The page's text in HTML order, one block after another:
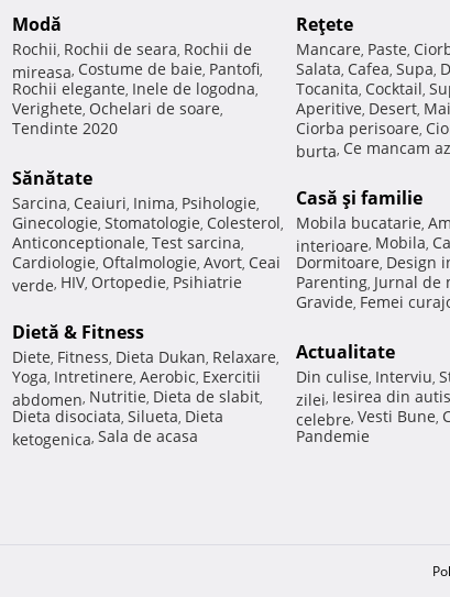
Modă
Rochii, Rochii de seara, Rochii de
mireasa, Costume de baie, Pantofi,
Rochii elegante, Inele de logodna,
Verighete, Ochelari de soare,
Tendinte 2020
Sănătate
Sarcina, Ceaiuri, Inima, Psihologie,
Ginecologie, Stomatologie, Colesterol,
Anticonceptionale, Test sarcina,
Cardiologie, Oftalmologie, Avort, Ceai
verde, HIV, Ortopedie, Psihiatrie
Dietă & Fitness
Diete, Fitness, Dieta Dukan, Relaxare,
Yoga, Intretinere, Aerobic, Exercitii
abdomen, Nutritie, Dieta de slabit,
Dieta disociata, Silueta, Dieta
ketogenica, Sala de acasa
Reţete
Mancare, Paste,
Salata, Cafea, Supa,
Tocanita, Cocktail,
Aperitive, Desert,
Ciorba perisoare,
burta, Ce mancam
Casă şi familie
Mobila bucatarie,
interioare, Mobila,
Dormitoare, Design
Parenting, Jurnal de
Gravide, Femei
Actualitate
Din culise, Interviu,
zilei, Iesirea din
celebre, Vesti Bune,
Pandemie